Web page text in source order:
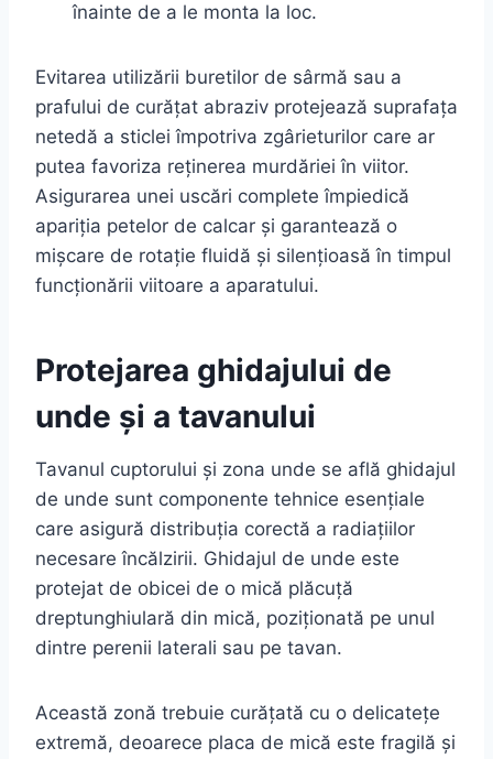
înainte de a le monta la loc.
Evitarea utilizării buretilor de sârmă sau a
prafului de curățat abraziv protejează suprafața
netedă a sticlei împotriva zgârieturilor care ar
putea favoriza reținerea murdăriei în viitor.
Asigurarea unei uscări complete împiedică
apariția petelor de calcar și garantează o
mișcare de rotație fluidă și silențioasă în timpul
funcționării viitoare a aparatului.
Protejarea ghidajului de
unde și a tavanului
Tavanul cuptorului și zona unde se află ghidajul
de unde sunt componente tehnice esențiale
care asigură distribuția corectă a radiațiilor
necesare încălzirii. Ghidajul de unde este
protejat de obicei de o mică plăcuță
dreptunghiulară din mică, poziționată pe unul
dintre perenii laterali sau pe tavan.
Această zonă trebuie curățată cu o delicatețe
extremă, deoarece placa de mică este fragilă și